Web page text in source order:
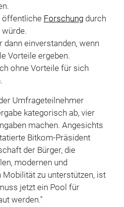
öffentliche Forschungdurch
dann einverstanden, wenn
Vorteile ergeben.
ohne Vorteile für sich
Umfrageteilnehmer
kategorisch ab, vier
machen. Angesichts
Bitkom-Präsident
der Bürger, die
modernen und
zu unterstützen, ist
jetzt ein Pool für
werden."